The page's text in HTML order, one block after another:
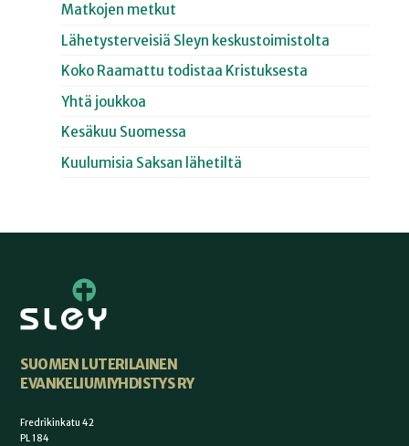
Matkojen metkut
Lähetysterveisiä Sleyn keskustoimistolta
Koko Raamattu todistaa Kristuksesta
Yhtä joukkoa
Kesäkuu Suomessa
Kuulumisia Saksan lähetiltä
SUOMEN LUTERILAINEN
EVANKELIUMIYHDISTYS RY
Fredrikinkatu 42
PL 184